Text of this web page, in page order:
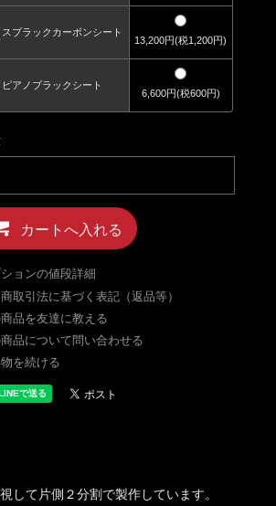
スブラックカーボンシート
13,200円(税1,200円)
ピアノブラックシート
6,600円(税600円)
カートへ入れる
ョンの値段詳細
取引法に基づく表記（返品等）
商品を友達に教える
商品について問い合わせる
を続ける
して片側２分割で製作しています。